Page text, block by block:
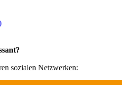
sozialen Netzwerken: